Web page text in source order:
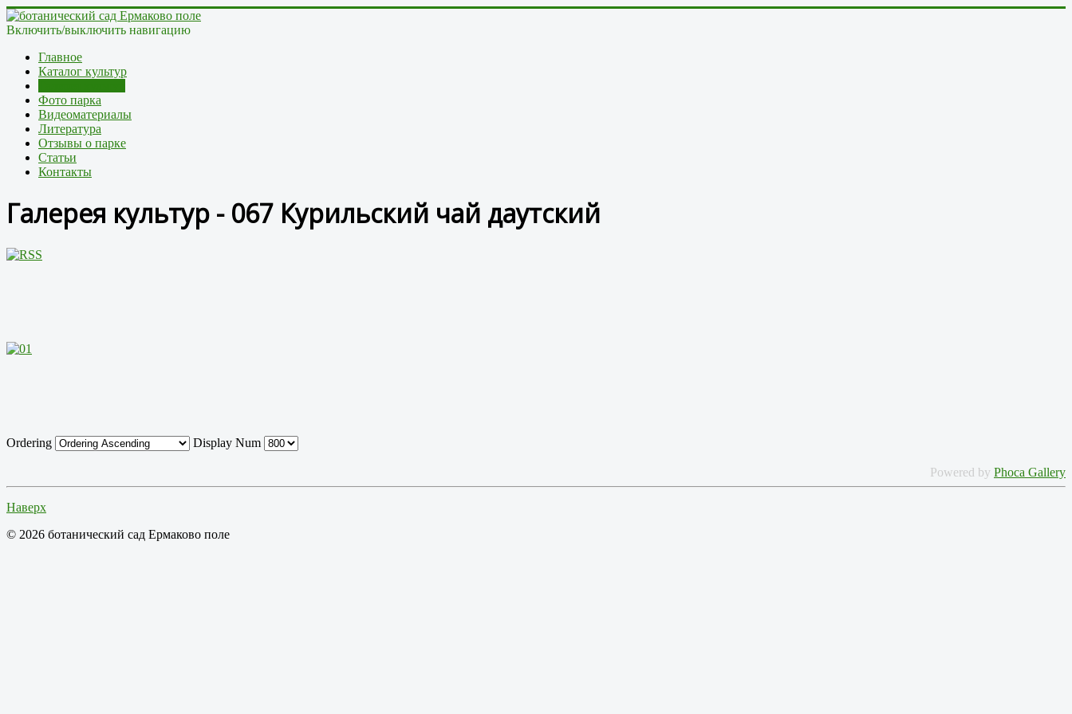
Включить/выключить навигацию
Главное
Каталог культур
Фото парка
Видеоматериалы
Литература
Отзывы о парке
Статьи
Контакты
Галерея культур - 067 Курильский чай даутский
Ordering Display Num
Powered by Phoca Gallery
Наверх
© 2026 ботанический сад Ермаково поле